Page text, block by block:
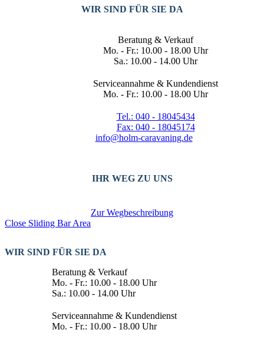
WIR SIND FÜR SIE DA
Beratung & Verkauf
Mo. - Fr.: 10.00 - 18.00 Uhr
Sa.: 10.00 - 14.00 Uhr
Serviceannahme & Kundendienst
Mo. - Fr.: 10.00 - 18.00 Uhr
Tel.: 040 - 18045434
Fax: 040 - 18045174
info@holm-caravaning.de
IHR WEG ZU UNS
Zur Wegbeschreibung
Close Sliding Bar Area
WIR SIND FÜR SIE DA
Beratung & Verkauf
Mo. - Fr.: 10.00 - 18.00 Uhr
Sa.: 10.00 - 14.00 Uhr
Serviceannahme & Kundendienst
Mo. - Fr.: 10.00 - 18.00 Uhr